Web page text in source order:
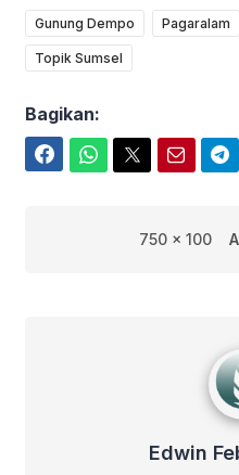
Gunung Dempo Pagaralam
Topik Sumsel
Bagikan:
750 x 100
Edwin